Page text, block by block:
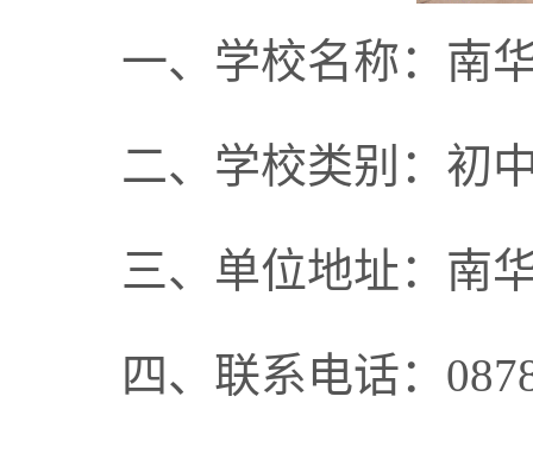
一、学校名称：南
二、学校类别：初
三、单位地址：南
四、联系电话：